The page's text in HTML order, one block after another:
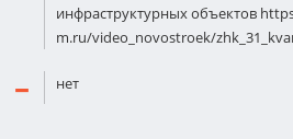
инфраструктурных объектов
m.ru/video_novostroek/
нет